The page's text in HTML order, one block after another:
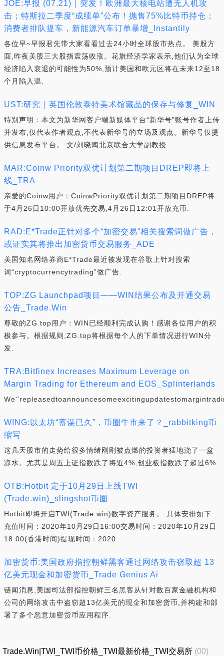
JOE:早报 (07.21)｜突发！欧洲最大核电站遭无人机攻
击；特斯拉二季度“成绩单”公布！抛售75%比特币持仓；
消费者排队提车，新能源汽车订单暴增_Instantily
各位早~早报君先带大家看看过去24小时全球股市热点。 美股方
面,昨夜美股三大股指震荡收涨。花旗经济学家表示,他们认为全球
经济陷入衰退的可能性为50%,预计美国和欧元区将在未来12至18
个月陷入温.
UST:研究｜英国伦敦泰特美术馆藏品的保存与修复_WIN
特别声明：本文为新华网客户端新媒体平台“新华号”账号作者上传
并发布,仅代表作者观点,不代表新华号的立场及观点。新华号仅提
供信息发布平台。 文/刘晓陶北京联合大学副教授.
MAR:Coinw Priority双优计划第二期项目DREP即将上
线_TRA
亲爱的Coinw用户：CoinwPriority双优计划第二期项目DREP将
于4月26日10:00开放优先交易,4月26日12:01开放充币.
RAD:E*Trade正针对多个“加密交易”相关搜索词做广告，
或证实其将推出加密货币交易服务_ADE
美国知名网络券商E*Trade最近被发现在谷歌上针对搜索
词“cryptocurrencytrading”做广告.
TOP:ZG Launchpad项目——WIN结果公布及开通交易
公告_Trade.Win
尊敬的ZG.top用户：WIN已经顺利完成认购！感谢各位用户的积
极参与。根据规则,ZG.top将根据每个人的下单情况进行WIN分
发.
TRA:Bitfinex Increases Maximum Leverage on
Margin Trading for Ethereum and EOS_Splinterlands
WING:以太坊“蓄谋已久”，币圈牛市来了？_rabbitking币
缩写
这几天股市的走势给很多情绪刚刚被点燃的投资者猛地浇了一盆
凉水。尤其是周五上证指数跌了将近4%,创业板指数跌了超过6%.
OTB:Hotbit 定于10月29日上线TWI
(Trade.win)_slingshot币圈
Hotbit即将开启TWI(Trade.win)数字资产服务。 具体安排如下:
充值时间：2020年10月29日16:00交易时间：2020年10月29日
18:00(香港时间)提现时间：2020.
加密货币:美国政府指控朝鲜黑客通过网络攻击窃取超 13
亿美元现金和加密货币_Trade Genius Ai
链闻消息,美国司法部指控朝鲜三名黑客从针对数百家金融机构和
公司的网络攻击中盗窃超13亿美元的现金和加密货币,并构建和部
署了多个恶意加密货币应用程序.
Trade.Win|TWI_TWI币价格_TWI最新价格_TWI交易所 (00)